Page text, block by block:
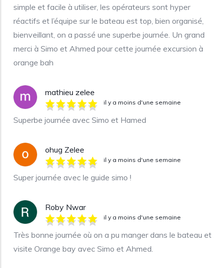
simple et facile à utiliser, les opérateurs sont hyper
réactifs et l’équipe sur le bateau est top, bien organisé,
bienveillant, on a passé une superbe journée. Un grand
merci à Simo et Ahmed pour cette journée excursion à
orange bah
mathieu zelee
il y a moins d'une semaine
Superbe journée avec Simo et Hamed
ohug Zelee
il y a moins d'une semaine
Super journée avec le guide simo !
Roby Nwar
il y a moins d'une semaine
Très bonne journée où on a pu manger dans le bateau et
visite Orange bay avec Simo et Ahmed.